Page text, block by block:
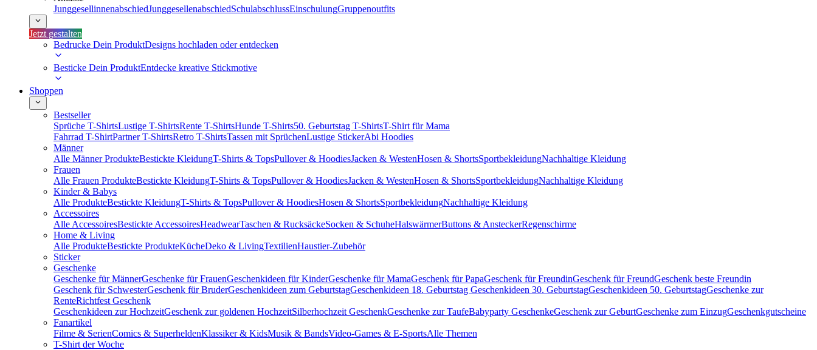
JunggesellinnenabschiedJunggesellenabschiedSchulabschlussEinschulungGruppenoutfits
Jetzt gestalten
Bedrucke Dein ProduktDesigns hochladen oder entdecken
Besticke Dein ProduktEntdecke kreative Stickmotive
Shoppen
Bestseller
Sprüche T-ShirtsLustige T-ShirtsRente T-ShirtsHunde T-Shirts50. Geburtstag T-ShirtsT-Shirt für Mama
Fahrrad T-ShirtPartner T-ShirtsRetro T-ShirtsTassen mit SprüchenLustige StickerAbi Hoodies
Männer
Alle Männer ProdukteBestickte KleidungT-Shirts & TopsPullover & HoodiesJacken & WestenHosen & ShortsSportbekleidungNachhaltige Kleidung
Frauen
Alle Frauen ProdukteBestickte KleidungT-Shirts & TopsPullover & HoodiesJacken & WestenHosen & ShortsSportbekleidungNachhaltige Kleidung
Kinder & Babys
Alle ProdukteBestickte KleidungT-Shirts & TopsPullover & HoodiesHosen & ShortsSportbekleidungNachhaltige Kleidung
Accessoires
Alle AccessoiresBestickte AccessoiresHeadwearTaschen & RucksäckeSocken & SchuheHalswärmerButtons & AnsteckerRegenschirme
Home & Living
Alle ProdukteBestickte ProdukteKücheDeko & LivingTextilienHaustier-Zubehör
Sticker
Geschenke
Geschenke für MännerGeschenke für FrauenGeschenkideen für KinderGeschenke für MamaGeschenk für PapaGeschenk für FreundinGeschenk für FreundGeschenk beste Freundin
Geschenk für SchwesterGeschenk für BruderGeschenkideen zum GeburtstagGeschenkideen 18. Geburtstag Geschenkideen 30. GeburtstagGeschenkideen 50. GeburtstagGeschenke zur
RenteRichtfest Geschenk
Geschenkideen zur HochzeitGeschenk zur goldenen HochzeitSilberhochzeit GeschenkGeschenke zur TaufeBabyparty GeschenkeGeschenk zur GeburtGeschenke zum EinzugGeschenkgutscheine
Fanartikel
Filme & SerienComics & SuperheldenKlassiker & KidsMusik & BandsVideo-Games & E-SportsAlle Themen
T-Shirt der Woche